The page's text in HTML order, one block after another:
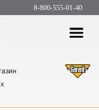
8-800-555-01-40